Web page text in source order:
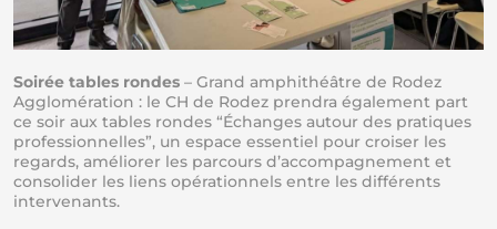
Soirée tables rondes – Grand amphithéâtre de Rodez
Agglomération : le CH de Rodez prendra également part
ce soir aux tables rondes “Échanges autour des pratiques
professionnelles”, un espace essentiel pour croiser les
regards, améliorer les parcours d’accompagnement et
consolider les liens opérationnels entre les différents
intervenants.